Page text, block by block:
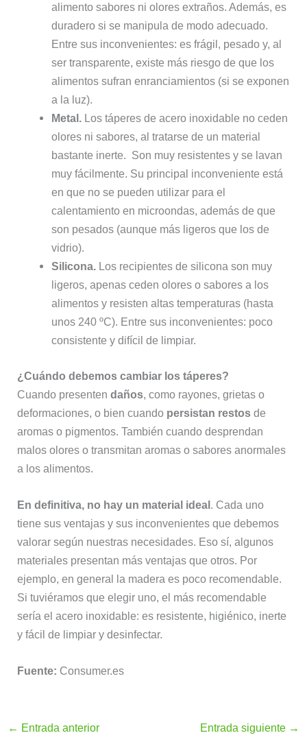
alimento sabores ni olores extraños. Además, es
duradero si se manipula de modo adecuado.
Entre sus inconvenientes: es frágil, pesado y, al
ser transparente, existe más riesgo de que los
alimentos sufran enranciamientos (si se exponen
a la luz).
Metal. Los táperes de acero inoxidable no ceden
olores ni sabores, al tratarse de un material
bastante inerte. Son muy resistentes y se lavan
muy fácilmente. Su principal inconveniente está
en que no se pueden utilizar para el
calentamiento en microondas, además de que
son pesados (aunque más ligeros que los de
vidrio).
Silicona.Los recipientes de silicona son muy
ligeros, apenas ceden olores o sabores a los
alimentos y resisten altas temperaturas (hasta
unos 240 ºC). Entre sus inconvenientes: poco
consistente y difícil de limpiar.
¿Cuándo debemos cambiar los táperes?
Cuando presentendaños, como rayones, grietas o
deformaciones, o bien cuando persistan restos de
aromas o pigmentos. También cuando desprendan
malos olores o transmitan aromas o sabores anormales
a los alimentos.
En definitiva, no hay un material ideal. Cada uno
tiene sus ventajas y sus inconvenientes que debemos
valorar según nuestras necesidades. Eso sí, algunos
materiales presentan más ventajas que otros. Por
ejemplo, en general la madera es poco recomendable.
Si tuviéramos que elegir uno, el más recomendable
sería el acero inoxidable: es resistente, higiénico, inerte
y fácil de limpiar y desinfectar.
Fuente: Consumer.es
← Entrada anterior Entrada siguiente →